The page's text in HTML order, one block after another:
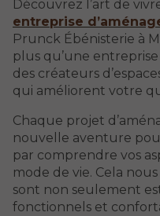
Découvrez l’art de
entreprise
Prunck Ébénisterie à
plus qu’une
des créateurs
qui améliorent votre
Chaque projet
nouvelle aventure
par comprendre vos
mode de vie. Cela
sont non seulement
fonctionnels et